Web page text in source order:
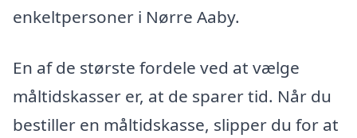
enkeltpersoner i Nørre Aaby.
En af de største fordele ved at vælge
måltidskasser er, at de sparer tid. Når du
bestiller en måltidskasse, slipper du for at